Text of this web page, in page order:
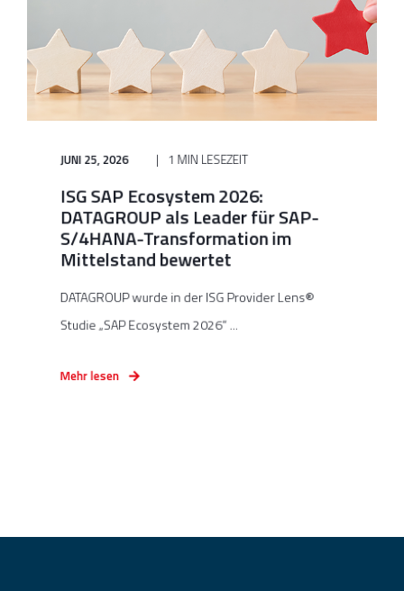
JUNI 25, 2026 1 MIN LESEZEIT
ISG SAP Ecosystem 2026:
DATAGROUP als Leader für SAP-
S/4HANA-Transformation im
Mittelstand bewertet
DATAGROUP wurde in der ISG Provider Lens®
Studie „SAP Ecosystem 2026“ ...
Mehr lesen